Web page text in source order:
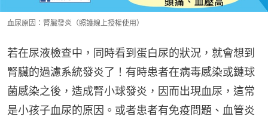
血尿原因：腎臟發炎（照護線上授權使用）
若在尿液檢查中，同時看到蛋白尿的狀況，就會想到
腎臟的過濾系統發炎了！有時患者在病毒感染或鏈球
菌感染之後，造成腎小球發炎，因而出現血尿，這常
是小孩子血尿的原因。或者患者有免疫問題、血管炎